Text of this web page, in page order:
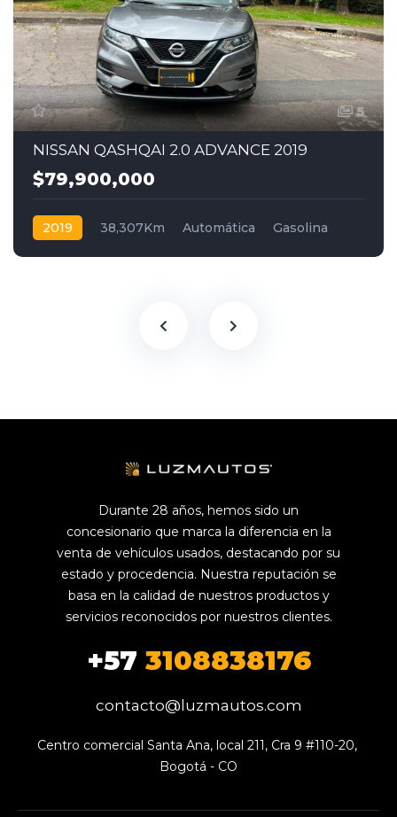
5
NISSAN QASHQAI 2.0 ADVANCE 2019
$79,900,000
2019 38,307Km Automática
Gasolina
Durante 28 años, hemos sido un
concesionario que marca la diferencia en la
venta de vehículos usados, destacando por su
estado y procedencia. Nuestra reputación se
basa en la calidad de nuestros productos y
servicios reconocidos por nuestros clientes.
+57 3108838176
contacto@luzmautos.com
Centro comercial Santa Ana, local 211, Cra 9 #110-20,
Bogotá - CO